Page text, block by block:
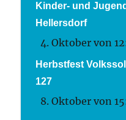
Kinder- und
Hellersdorf
4. Oktober von
Herbstfest
127
8. Oktober von